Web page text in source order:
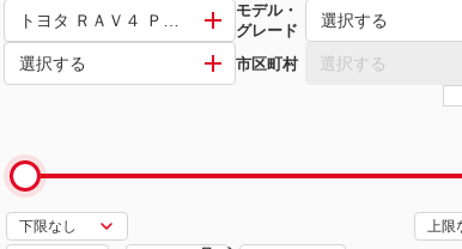
トヨタ ＲＡＶ４ ＰＨＶ
モデル・
グレード
選択する
選択する 市区町村 選択する